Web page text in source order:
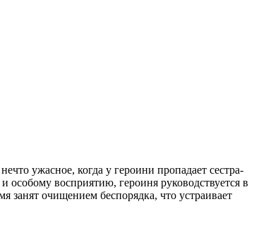
ужасное, когда у героини пропадает сестра-
восприятию, героиня руководствуется в
занят очищением беспорядка, что устраивает